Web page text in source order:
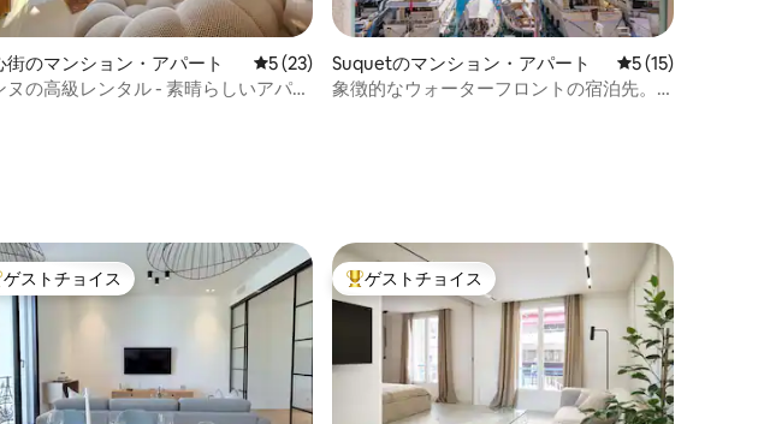
星中4.88つ星の平均評価
街のマンション・アパート レビュー23件、5つ星中5つ星の平均評価
5 (23)
ヌの高級レンタル - 素晴らしいアパー
Suquetのマンション・アパート レビュー15件、5
5 (15)
象徴的なウォーターフロントの宿泊先。
好評のゲストチョイスです。
ゲストチョイス 大好評のゲストチョイスです。
ゲストチョイス